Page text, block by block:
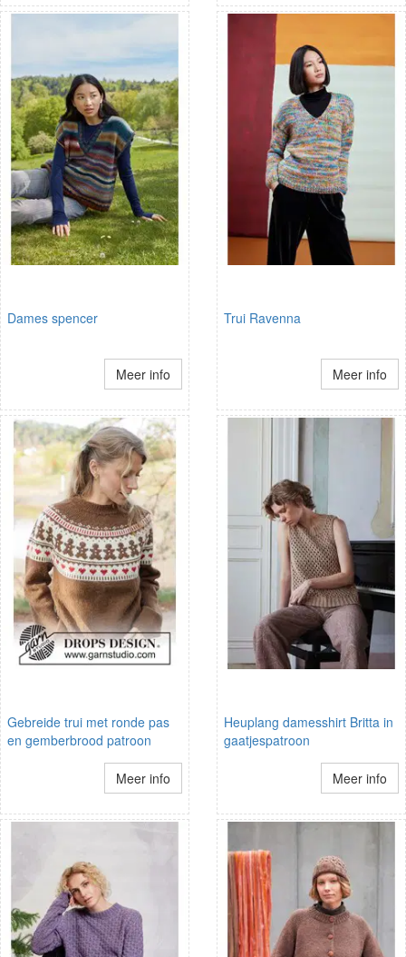
Dames spencer
Meer info
Trui Ravenna
Meer info
Gebreide trui met ronde pas
en gemberbrood patroon
Meer info
Heuplang damesshirt Britta in
gaatjespatroon
Meer info